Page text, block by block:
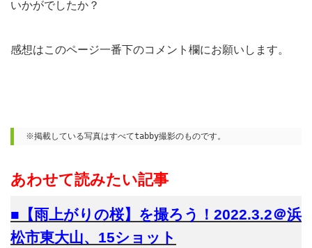
いかがでしたか？
感想はこのページ一番下のコメント欄にお願いします。
※掲載している写真はすべてtabby撮影のものです。
あわせて読みたい記事
■【雨上がりの桜】を撮ろう！2022.3.2＠浜
松市東大山、15ショット